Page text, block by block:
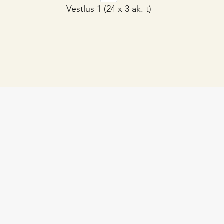
Vestlus 1 (24 x 3 ak. t)